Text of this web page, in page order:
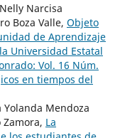
Narcisa
Boza Valle, Objeto
de Aprendizaje
Universidad Estatal
Vol. 16 Núm.
en tiempos del
Yolanda Mendoza
La